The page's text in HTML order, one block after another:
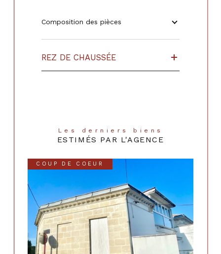
Composition des pièces
REZ DE CHAUSSÉE
Les derniers biens
ESTIMÉS PAR L'AGENCE
COUP DE COEUR